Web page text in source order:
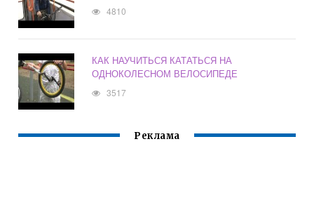
4810
КАК НАУЧИТЬСЯ КАТАТЬСЯ НА
ОДНОКОЛЕСНОМ ВЕЛОСИПЕДЕ
3517
Реклама